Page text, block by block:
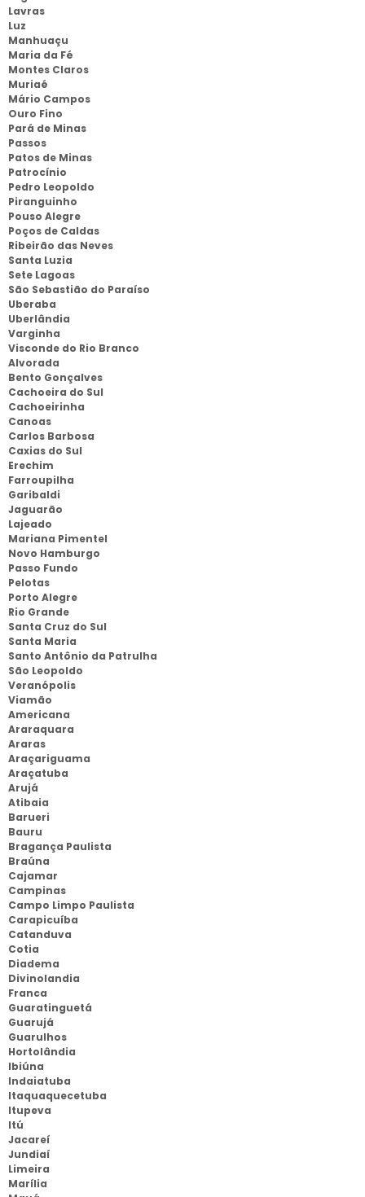
Lavras
Luz
Manhuaçu
Maria da Fé
Montes Claros
Muriaé
Mário Campos
Ouro Fino
Pará de Minas
Passos
Patos de Minas
Patrocínio
Pedro Leopoldo
Piranguinho
Pouso Alegre
Poços de Caldas
Ribeirão das Neves
Santa Luzia
Sete Lagoas
São Sebastião do Paraíso
Uberaba
Uberlândia
Varginha
Visconde do Rio Branco
Alvorada
Bento Gonçalves
Cachoeira do Sul
Cachoeirinha
Canoas
Carlos Barbosa
Caxias do Sul
Erechim
Farroupilha
Garibaldi
Jaguarão
Lajeado
Mariana Pimentel
Novo Hamburgo
Passo Fundo
Pelotas
Porto Alegre
Rio Grande
Santa Cruz do Sul
Santa Maria
Santo Antônio da Patrulha
São Leopoldo
Veranópolis
Viamão
Americana
Araraquara
Araras
Araçariguama
Araçatuba
Arujá
Atibaia
Barueri
Bauru
Bragança Paulista
Braúna
Cajamar
Campinas
Campo Limpo Paulista
Carapicuíba
Catanduva
Cotia
Diadema
Divinolandia
Franca
Guaratinguetá
Guarujá
Guarulhos
Hortolândia
Ibiúna
Indaiatuba
Itaquaquecetuba
Itupeva
Itú
Jacareí
Jundiaí
Limeira
Marília